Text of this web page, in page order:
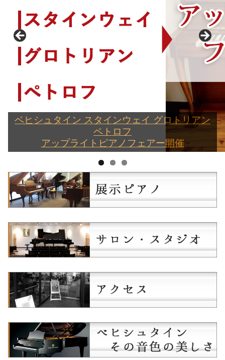
ベヒシュタイン スタインウェイ グロトリアン
ペトロフ
アップライトピアノフェアー開催
ピアノパッサージュ祝20周年記念 試弾会開催
平行弦コンサートモデル 伝説の赤いベヒシュタイン
『そのピアノ救い隊』 発足しました